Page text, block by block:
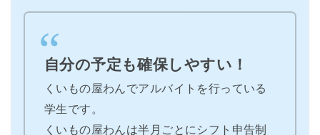
自分の予定も確保しやすい！
くいもの屋わんでアルバイトを行っている
学生です。
くいもの屋わんは半月ごとにシフト申告制